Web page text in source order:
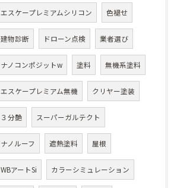
エスケープレミアムシリコン 色褪せ
建物診断 ドローン点検 業者選び
ナノコンポジットw 塗料 無機系塗料
エスケープレミアム無機 クリヤー塗装
３分艶 スーパーガルテクト
ナノルーフ 遮熱塗料 屋根
WBアートSi カラーシミュレーション